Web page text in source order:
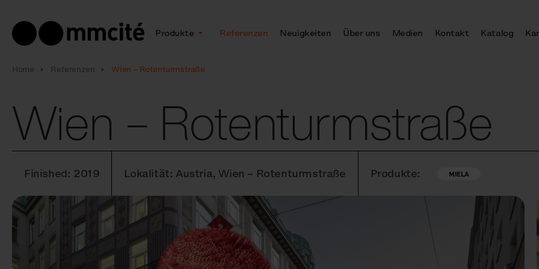
Produkte Referenzen Neuigkeiten Über uns Medien Kontakt Katalog
Home Referenzen Wien – Rotenturmstraße
Wien – Rotenturmstraße
Finished: 2019 Lokalität: Austria, Wien – Rotenturmstraße Produkte: MIELA